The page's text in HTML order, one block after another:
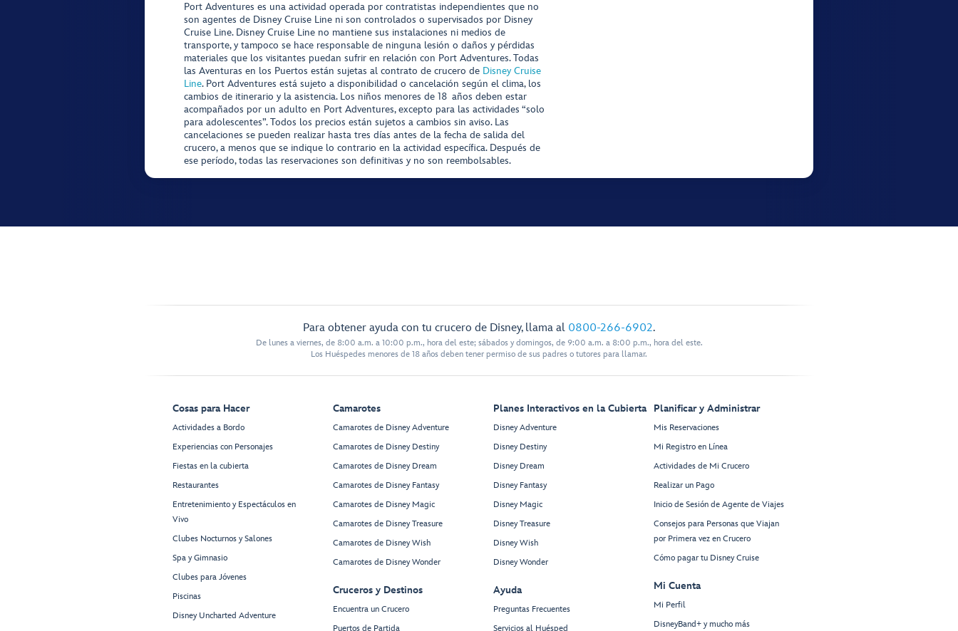
Port Adventures es una actividad operada por contratistas independientes que no
son agentes de Disney Cruise Line ni son controlados o supervisados por Disney
Cruise Line. Disney Cruise Line no mantiene sus instalaciones ni medios de
transporte, y tampoco se hace responsable de ninguna lesión o daños y pérdidas
materiales que los visitantes puedan sufrir en relación con Port Adventures. Todas
las Aventuras en los Puertos están sujetas al contrato de crucero de Disney Cruise
Line. Port Adventures está sujeto a disponibilidad o cancelación según el clima, los
cambios de itinerario y la asistencia. Los niños menores de 18 años deben estar
acompañados por un adulto en Port Adventures, excepto para las actividades “solo
para adolescentes”. Todos los precios están sujetos a cambios sin aviso. Las
cancelaciones se pueden realizar hasta tres días antes de la fecha de salida del
crucero, a menos que se indique lo contrario en la actividad específica. Después de
ese período, todas las reservaciones son definitivas y no son reembolsables.
Para obtener ayuda con tu crucero de Disney, llama al 0800-266-6902.
De lunes a viernes, de 8:00 a.m. a 10:00 p.m., hora del este; sábados y domingos, de 9:00 a.m. a 8:00 p.m., hora del este.
Los Huéspedes menores de 18 años deben tener permiso de sus padres o tutores para llamar.
Cosas para Hacer
Actividades a Bordo
Experiencias con Personajes
Fiestas en la cubierta
Restaurantes
Entretenimiento y Espectáculos en
Vivo
Clubes Nocturnos y Salones
Spa y Gimnasio
Clubes para Jóvenes
Piscinas
Disney Uncharted Adventure
Camarotes
Camarotes de Disney Adventure
Camarotes de Disney Destiny
Camarotes de Disney Dream
Camarotes de Disney Fantasy
Camarotes de Disney Magic
Camarotes de Disney Treasure
Camarotes de Disney Wish
Camarotes de Disney Wonder
Cruceros y Destinos
Encuentra un Crucero
Puertos de Partida
Planes Interactivos en la Cubierta
Disney Adventure
Disney Destiny
Disney Dream
Disney Fantasy
Disney Magic
Disney Treasure
Disney Wish
Disney Wonder
Ayuda
Preguntas Frecuentes
Servicios al Huésped
Planificar y Administrar
Mis Reservaciones
Mi Registro en Línea
Actividades de Mi Crucero
Realizar un Pago
Inicio de Sesión de Agente de Viajes
Consejos para Personas que Viajan
por Primera vez en Crucero
Cómo pagar tu Disney Cruise
Mi Cuenta
Mi Perfil
DisneyBand+ y mucho más